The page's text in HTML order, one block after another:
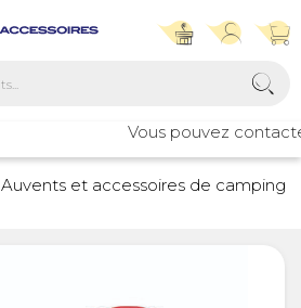
Vous pouvez
Auvents et accessoires de camping